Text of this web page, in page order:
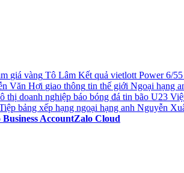
giá vàng Tô Lâm Kết quả vietlott Power 6/55
Văn Hợi giao thông tin thế giới Ngoại hạng
thị doanh nghiệp báo bóng đá tin bão U23
bảng xếp hạng ngoại hạng anh Nguyễn
Business AccountZalo Cloud